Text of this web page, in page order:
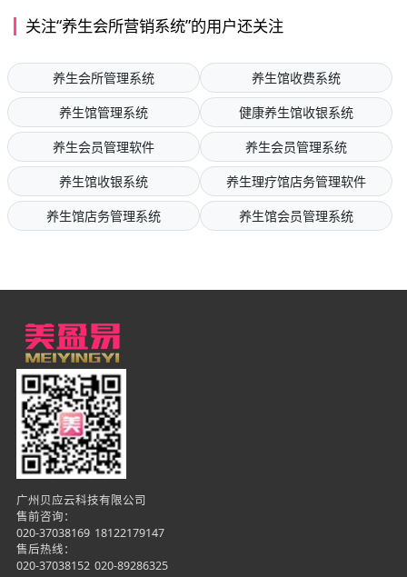
关注“养生会所营销系统”的用户还关注
养生会所管理系统
养生馆收费系统
养生馆管理系统
健康养生馆收银系统
养生会员管理软件
养生会员管理系统
养生馆收银系统
养生理疗馆店务管理软件
养生馆店务管理系统
养生馆会员管理系统
广州贝应云科技有限公司
售前咨询：
020-37038169 18122179147
售后热线：
020-37038152 020-89286325